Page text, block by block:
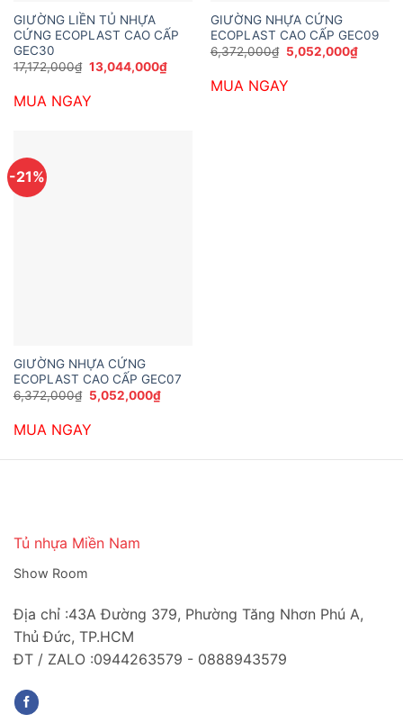
GIƯỜNG LIỀN TỦ NHỰA
CỨNG ECOPLAST CAO CẤP
GEC30
17,172,000₫ Giá
gốc
17,172,000₫.
13,044,000₫Giá
hiện
MUA NGAY
GIƯỜNG NHỰA CỨNG
ECOPLAST CAO CẤP GEC09
6,372,000₫ Giá
gốc
6,372,000₫.
5,052,000₫Giá
hiện
MUA NGAY
-21%
GIƯỜNG NHỰA CỨNG
ECOPLAST CAO CẤP GEC07
6,372,000₫ Giá
gốc
6,372,000₫.
5,052,000₫Giá
hiện
MUA NGAY
Tủ nhựa Miền Nam
Show Room
Địa chỉ :43A Đường 379, Phường Tăng Nhơn Phú A,
Thủ Đức, TP.HCM
ĐT / ZALO :0944263579 - 0888943579